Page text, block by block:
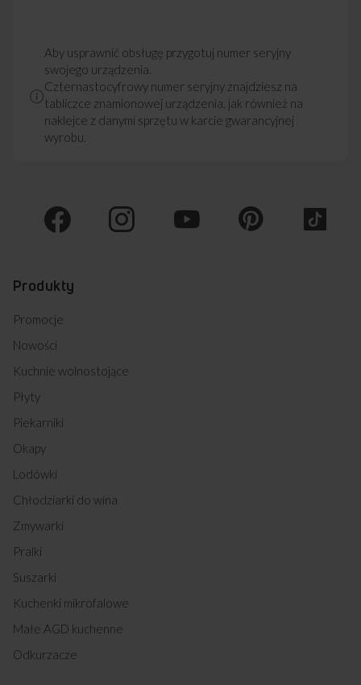
Aby usprawnić obsługę przygotuj numer seryjny
swojego urządzenia.
Czternastocyfrowy numer seryjny znajdziesz na
tabliczce znamionowej urządzenia, jak również na
naklejce z danymi sprzętu w karcie gwarancyjnej
wyrobu.
Produkty
Promocje
Nowości
Kuchnie wolnostojące
Płyty
Piekarniki
Okapy
Lodówki
Chłodziarki do wina
Zmywarki
Pralki
Suszarki
Kuchenki mikrofalowe
Małe AGD kuchenne
Odkurzacze